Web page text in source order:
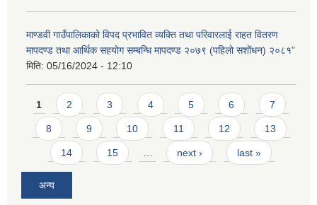
माण्डवी गाउँपालिकाको विपद प्रभावित व्यक्ति तथा परिवारलाई राहत वितरण
मापदण्ड तथा आर्थिक सहयोग सम्बन्धि मापदण्ड २०७९ (पहिलो सशोंधन) २०८१”
मिति: 05/16/2024 - 12:10
Pages
1 2 3 4 5 6 7
8 9 10 11 12 13
14 15 next › last »
अन्य